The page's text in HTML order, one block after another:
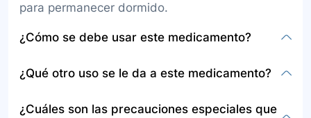
para permanecer dormido.
¿Cómo se debe usar este medicamento?
tabletas convencionales o de liberación
antes de acostarse o cuando se tenga dificultad
¿Qué otro uso se le da a este medicamento?
insomnio, no se menciona en la información
¿Cuáles son las precauciones especiales que